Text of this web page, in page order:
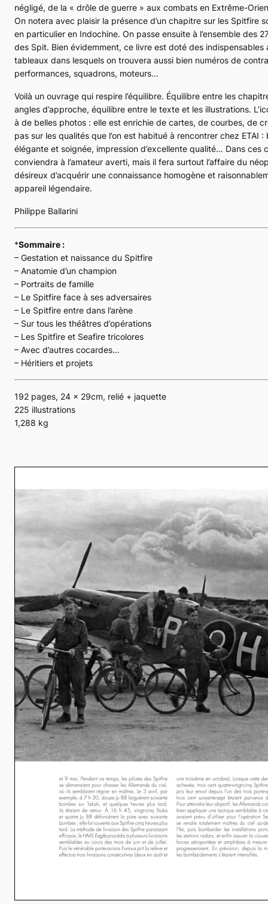
négligé, de la « drôle de guerre » aux combats en Extrême-
On notera avec plaisir la présence d’un chapitre sur les Spitfire
en particulier en Indochine. On passe ensuite à l’ensemble des
des Spit. Bien évidemment, ce livre est doté des indispensables
tableaux dans lesquels on trouvera aussi bien numéros de
performances, squadrons, moteurs…
Voilà un ouvrage qui respire l’équilibre. Équilibre entre les
angles d’approche, équilibre entre le texte et les illustrations.
à de belles photos : elle est enrichie de cartes, de courbes, de
pas sur les qualités que l’on est habitué à rencontrer chez ETAI
élégante et soignée, impression d’excellente qualité… Dans ces
conviendra à l’amateur averti, mais il fera surtout l’affaire du
désireux d’acquérir une connaissance homogène et
appareil légendaire.
Philippe Ballarini
*Sommaire :
– Gestation et naissance du Spitfire
– Anatomie d’un champion
– Portraits de famille
– Le Spitfire face à ses adversaires
– Le Spitfire entre dans l’arène
– Sur tous les théâtres d’opérations
– Les Spitfire et Seafire tricolores
– Avec d’autres cocardes…
– Héritiers et projets
192 pages, 24 x 29cm, relié + jaquette
225 illustrations
1,288 kg